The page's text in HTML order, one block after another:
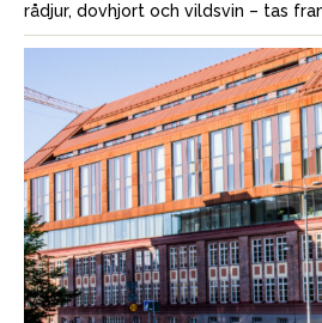
rådjur, dovhjort och vildsvin – tas